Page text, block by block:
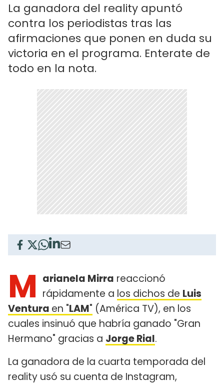
La ganadora del reality apuntó
contra los periodistas tras las
afirmaciones que ponen en duda su
victoria en el programa. Enterate de
todo en la nota.
M arianela Mirra reaccionó
rápidamente a los dichos de Luis
Ventura en "LAM" (América TV), en los
cuales insinuó que habría ganado "Gran
Hermano" gracias a Jorge Rial.
La ganadora de la cuarta temporada del
reality usó su cuenta de Instagram,